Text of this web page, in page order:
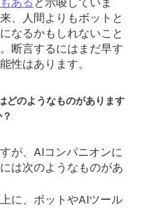
、人間よりもボットと
なるかもしれないこと
断言するにはまだ早す
性はあります。
どのようなものがあります
が、AIコンパニオンに
は次のようなものがあ
に、ボットやAIツール